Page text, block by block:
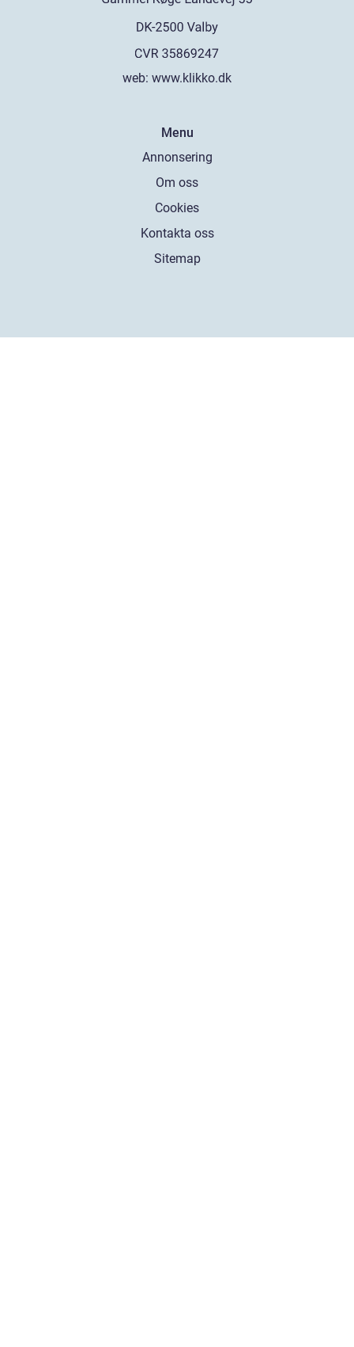
web: www.klikko.dk
Menu
Annonsering
Om oss
Cookies
Kontakta oss
Sitemap